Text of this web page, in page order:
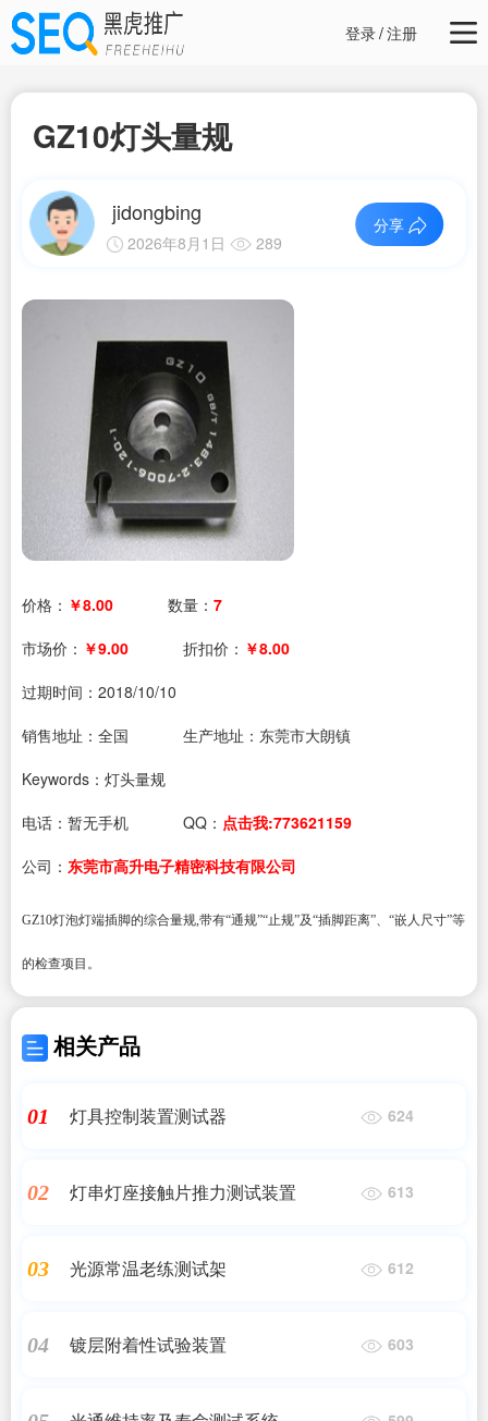
登录/注册
GZ10灯头量规
jidongbing
2026年8月1日 289
分享
价格： ￥8.00 数量： 7
市场价： ￥9.00 折扣价： ￥8.00
过期时间： 2018/10/10
销售地址：全国
生产地址：东莞市大朗镇
Keywords：灯头量规
电话： 暂无手机 QQ： 点击我:773621159
公司： 东莞市高升电子精密科技有限公司
GZ10灯泡灯端插脚的综合量规,带有“通规”“止规”及“插脚距离”、 “嵌人尺寸”等
的检查项目。
相关产品
01 灯具控制装置测试器 624
02 灯串灯座接触片推力测试装置 613
03 光源常温老练测试架 612
04 镀层附着性试验装置 603